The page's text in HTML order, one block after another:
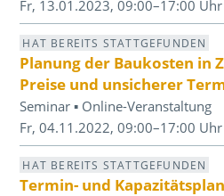
Fr, 13.01.2023, 09:00–17:00 Uhr
HAT BEREITS STATTGEFUNDEN
Planung der Baukosten in
Preise und unsicherer
Seminar ▪ Online-Veranstaltung
Fr, 04.11.2022, 09:00–17:00 Uhr
HAT BEREITS STATTGEFUNDEN
Termin- und